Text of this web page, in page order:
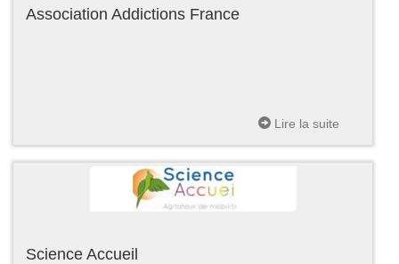
Association Addictions France
Lire la suite
Science Accueil